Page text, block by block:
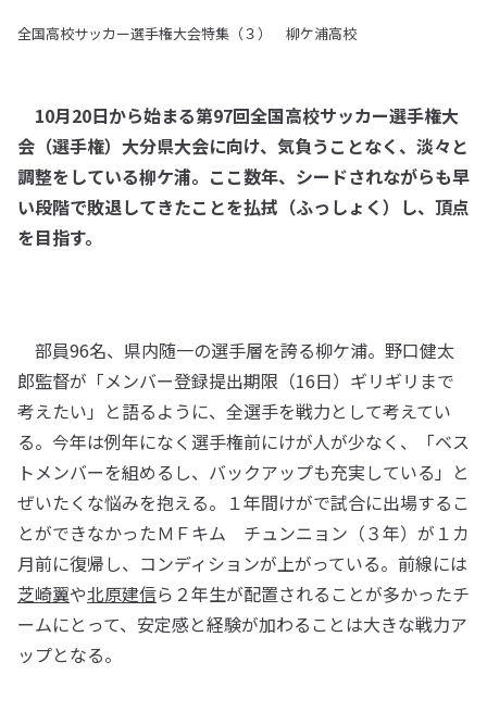
全国高校サッカー選手権大会特集（３） 柳ケ浦高校
10月20日から始まる第97回全国高校サッカー選手権大
会（選手権）大分県大会に向け、気負うことなく、淡々と
調整をしている柳ケ浦。ここ数年、シードされながらも早
い段階で敗退してきたことを払拭（ふっしょく）し、頂点
を目指す。
部員96名、県内随一の選手層を誇る柳ケ浦。野口健太
郎監督が「メンバー登録提出期限（16日）ギリギリまで
考えたい」と語るように、全選手を戦力として考えてい
る。今年は例年になく選手権前にけが人が少なく、「ベス
トメンバーを組めるし、バックアップも充実している」と
ぜいたくな悩みを抱える。１年間けがで試合に出場するこ
とができなかったＭＦキム チュンニョン（３年）が１カ
月前に復帰し、コンディションが上がっている。前線には
芝崎翼や北原建信ら２年生が配置されることが多かったチ
ームにとって、安定感と経験が加わることは大きな戦力ア
ップとなる。